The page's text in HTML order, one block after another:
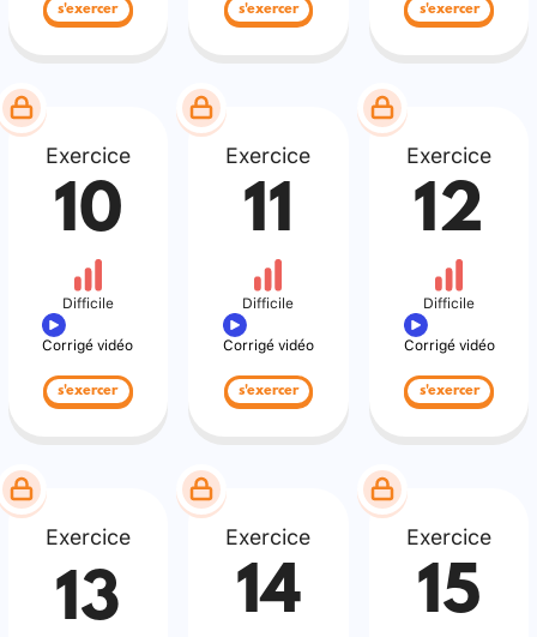
s'exercer s'exercer s'exercer
Exercice
10
Difficile
Corrigé vidéo
s'exercer
Exercice
11
Difficile
Corrigé vidéo
s'exercer
Exercice
12
Difficile
Corrigé vidéo
s'exercer
Exercice
13
Exercice
14
Exercice
15